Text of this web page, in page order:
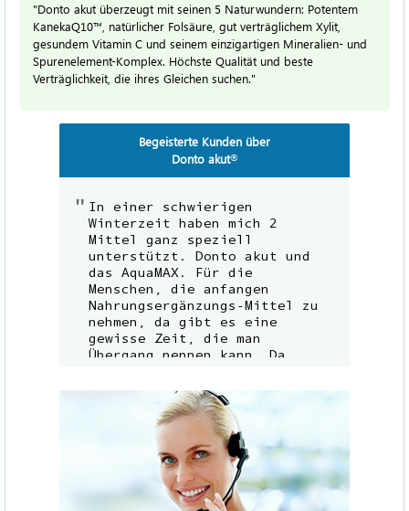
"Donto akut überzeugt mit seinen 5 Naturwundern: Potentem
KanekaQ10™, natürlicher Folsäure, gut verträglichem Xylit,
gesundem Vitamin C und seinem einzigartigen Mineralien- und
Spurenelement-Komplex. Höchste Qualität und beste
Verträglichkeit, die ihres Gleichen suchen."
Begeisterte Kunden über
Donto akut®
In einer schwierigen
Winterzeit haben mich 2
Mittel ganz speziell
unterstützt. Donto akut und
das AquaMAX. Für die
Menschen, die anfangen
Nahrungsergänzungs-Mittel zu
nehmen, da gibt es eine
gewisse Zeit, die man
Übergang nennen kann. Da
durchhalten und von manchen
Dingen sich enthalten. Heute
kann ich das Gesundheits-
Mittel Mega-Rot Super Q10 nur
empfehlen.
Hartmut Otto,
A-3943 Schrems